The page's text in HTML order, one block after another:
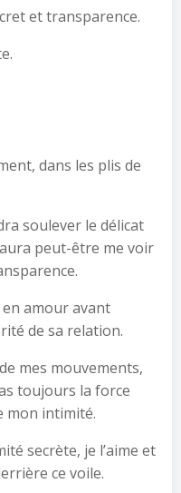
et transparence.
dans les plis de
soulever le délicat
peut-être me voir
en amour avant
de sa relation.
mes mouvements,
toujours la force
mon intimité.
secrète, je l’aime et
ce voile.